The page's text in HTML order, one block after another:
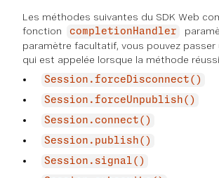
Les méthodes suivantes du SDK Web
fonction
completionHandler
paramètre facultatif, vous pouvez passer
qui est appelée lorsque la méthode
Session.forceDisconnect()
Session.forceUnpublish()
Session.connect()
Session.publish()
Session.signal()